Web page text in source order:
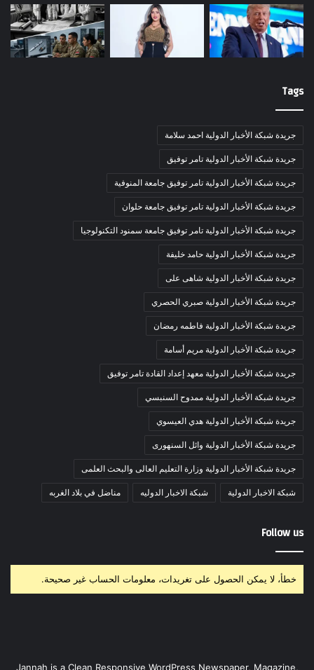
Tags
جريدة شبكة الأخبار الدولية احمد سلامة
جريدة شبكة الأخبار الدولية تامر توفيق
جريدة شبكة الأخبار الدولية تامر توفيق جامعة المنوفية
جريدة شبكة الأخبار الدولية تامر توفيق جامعة حلوان
جريدة شبكة الأخبار الدولية تامر توفيق جامعة سمنود التكنولوجيا
جريدة شبكة الأخبار الدولية حامد خليفة
جريدة شبكة الأخبار الدولية شاهى على
جريدة شبكة الأخبار الدولية صبري الحصري
جريدة شبكة الأخبار الدولية فاطمه رمضان
جريدة شبكة الأخبار الدولية مريم أسامة
جريدة شبكة الأخبار الدولية معهد إعداد القادة تامر توفيق
جريدة شبكة الأخبار الدولية ممدوح السنبسي
جريدة شبكة الأخبار الدولية هدي العيسوي
جريدة شبكة الأخبار الدولية وائل السنهورى
جريدة شبكة الأخبار الدولية وزارة التعليم العالى والبحث العلمى
شبكة الاخبار الدولية شبكة الاخبار الدوليه مناضل في بلاد الغربه
Follow us
خطأ، لا يمكن الحصول على تغريدات، معلومات الحساب غير صحيحة.
Jannah is a Clean Responsive WordPress Newspaper, Magazine,